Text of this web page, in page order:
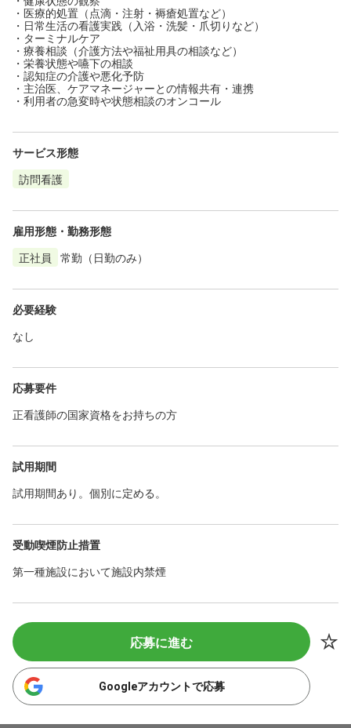
・医療的処置（点滴・注射・褥瘡処置など）
・日常生活の看護実践（入浴・洗髪・爪切りなど）
・ターミナルケア
・療養相談（介護方法や福祉用具の相談など）
・栄養状態や嚥下の相談
・認知症の介護や悪化予防
・主治医、ケアマネージャーとの情報共有・連携
・利用者の急変時や状態相談のオンコール
サービス形態
訪問看護
雇用形態・勤務形態
正社員
常勤（日勤のみ）
必要経験
なし
応募要件
正看護師の国家資格をお持ちの方
試用期間
試用期間あり。個別に定める。
受動喫煙防止措置
第一種施設において施設内禁煙
応募に進む
Googleアカウントで応募